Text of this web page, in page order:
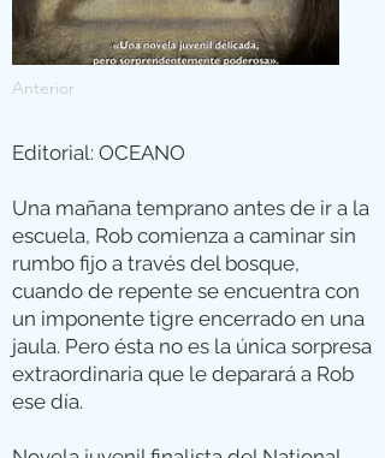
Anterior
Editorial: OCEANO
Una mañana temprano antes de ir a la
escuela, Rob comienza a caminar sin
rumbo fijo a través del bosque,
cuando de repente se encuentra con
un imponente tigre encerrado en una
jaula. Pero ésta no es la única sorpresa
extraordinaria que le deparará a Rob
ese día.